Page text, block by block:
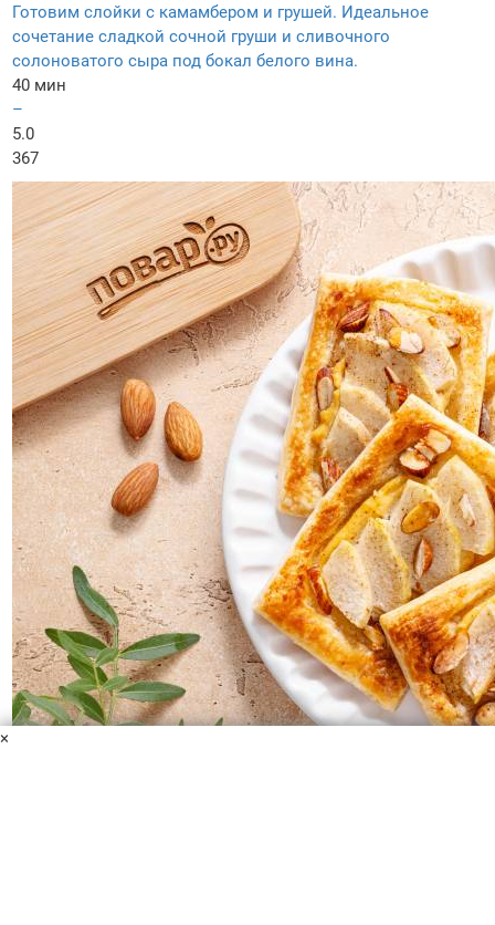
Готовим слойки с камамбером и грушей. Идеальное
сочетание сладкой сочной груши и сливочного
солоноватого сыра под бокал белого вина.
40 мин
–
5.0
367
×